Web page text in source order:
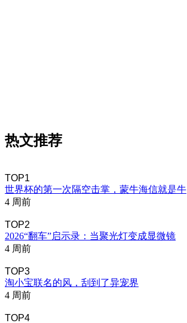
热文推荐
TOP1
世界杯的第一次隔空击掌，蒙牛海信就是牛
4 周前
TOP2
2026“翻车”启示录：当聚光灯变成显微镜
4 周前
TOP3
淘小宝联名的风，刮到了异宠界
4 周前
TOP4